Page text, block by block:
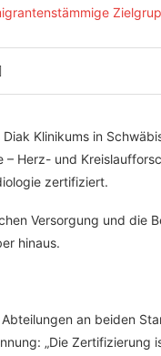
Klinikums in
– Herz- und
zertifiziert.
Versorgung und die
hinaus.
an beiden
„Die Zertifizierung